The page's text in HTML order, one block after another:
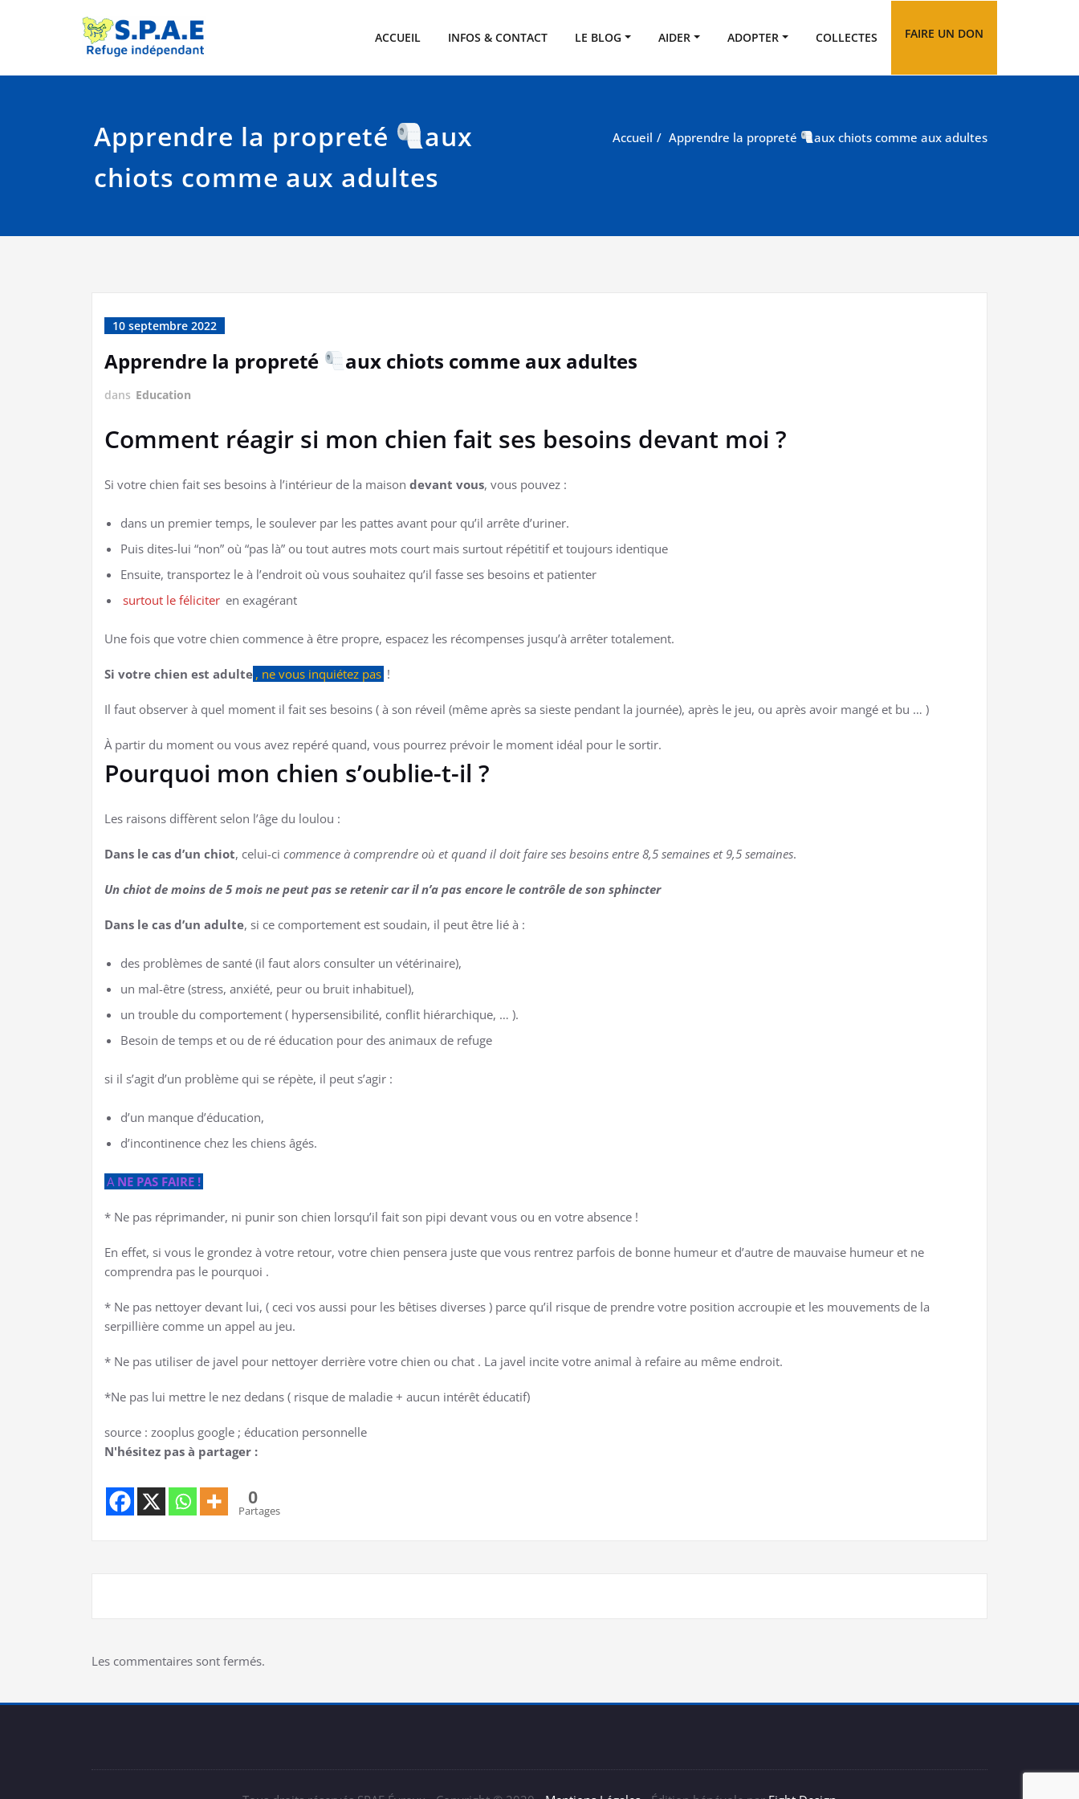
SPAE ÉvreuxACCUEIL INFOS & CONTACT LE BLOG AIDER ADOPTER COLLECTES FAIRE UN DON
Apprendre la propreté
aux
chiots comme aux adultes
Accueil Apprendre la propreté aux chiots comme aux adultes
10 septembre 2022
Apprendre la propreté aux chiots comme aux adultes
dans Education
Comment réagir si mon chien fait ses besoins devant moi ?
Si votre chien fait ses besoins à l’intérieur de la maison devant vous, vous pouvez :
dans un premier temps, le soulever par les pattes avant pour qu’il arrête d’uriner.
Puis dites-lui “non” où “pas là” ou tout autres mots court mais surtout répétitif et toujours identique
Ensuite, transportez le à l’endroit où vous souhaitez qu’il fasse ses besoins et patienter
surtout le féliciter en exagérant
Une fois que votre chien commence à être propre, espacez les récompenses jusqu’à arrêter totalement.
Si votre chien est adulte , ne vous inquiétez pas !
Il faut observer à quel moment il fait ses besoins ( à son réveil (même après sa sieste pendant la journée), après le jeu, ou après avoir mangé et bu … )
À partir du moment ou vous avez repéré quand, vous pourrez prévoir le moment idéal pour le sortir.
Pourquoi mon chien s’oublie-t-il ?
Les raisons diffèrent selon l’âge du loulou :
Dans le cas d’un chiot, celui-ci commence à comprendre où et quand il doit faire ses besoins entre 8,5 semaines et 9,5 semaines.
Un chiot de moins de 5 mois ne peut pas se retenir car il n’a pas encore le contrôle de son sphincter
Dans le cas d’un adulte, si ce comportement est soudain, il peut être lié à :
des problèmes de santé (il faut alors consulter un vétérinaire),
un mal-être (stress, anxiété, peur ou bruit inhabituel),
un trouble du comportement ( hypersensibilité, conflit hiérarchique, … ).
Besoin de temps et ou de ré éducation pour des animaux de refuge
si il s’agit d’un problème qui se répète, il peut s’agir :
d’un manque d’éducation,
d’incontinence chez les chiens âgés.
A NE PAS FAIRE !
* Ne pas réprimander, ni punir son chien lorsqu’il fait son pipi devant vous ou en votre absence !
En effet, si vous le grondez à votre retour, votre chien pensera juste que vous rentrez parfois de bonne humeur et d’autre de mauvaise humeur et ne
comprendra pas le pourquoi .
* Ne pas nettoyer devant lui, ( ceci vos aussi pour les bêtises diverses ) parce qu’il risque de prendre votre position accroupie et les mouvements de la
serpillière comme un appel au jeu.
* Ne pas utiliser de javel pour nettoyer derrière votre chien ou chat . La javel incite votre animal à refaire au même endroit.
*Ne pas lui mettre le nez dedans ( risque de maladie + aucun intérêt éducatif)
source : zooplus google ; éducation personnelle
N'hésitez pas à partager :
0
Partages
Les commentaires sont fermés.